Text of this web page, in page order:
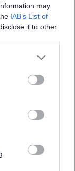
may
IAB’s List of
it to other
να το
κιλά !
άμυλο, το
Παράλληλα,